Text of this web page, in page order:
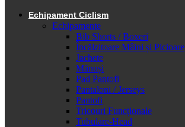
Echipament Ciclism
Echipamente
Bib Shorts / Boxeri
Încălzitoare Mâini și Picioare
Jachete
Mănuși
Pad Pantofi
Pantaloni / Jerseys
Pantofi
Tricouri Funcționale
Tubulare-Head